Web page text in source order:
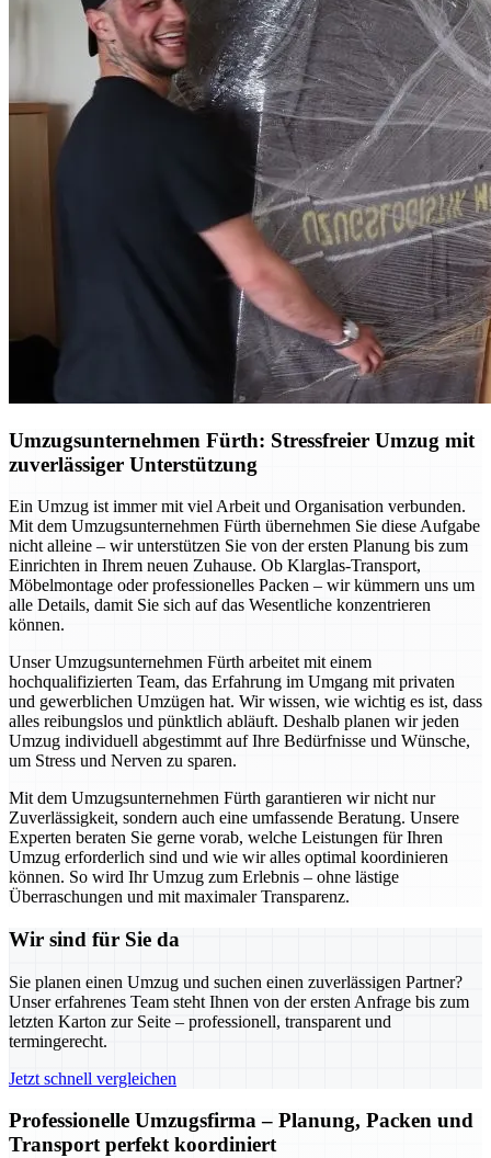
Umzugsunternehmen Fürth: Stressfreier Umzug mit
zuverlässiger Unterstützung
Ein Umzug ist immer mit viel Arbeit und Organisation verbunden.
Mit dem Umzugsunternehmen Fürth übernehmen Sie diese Aufgabe
nicht alleine – wir unterstützen Sie von der ersten Planung bis zum
Einrichten in Ihrem neuen Zuhause. Ob Klarglas-Transport,
Möbelmontage oder professionelles Packen – wir kümmern uns um
alle Details, damit Sie sich auf das Wesentliche konzentrieren
können.
Unser Umzugsunternehmen Fürth arbeitet mit einem
hochqualifizierten Team, das Erfahrung im Umgang mit privaten
und gewerblichen Umzügen hat. Wir wissen, wie wichtig es ist, dass
alles reibungslos und pünktlich abläuft. Deshalb planen wir jeden
Umzug individuell abgestimmt auf Ihre Bedürfnisse und Wünsche,
um Stress und Nerven zu sparen.
Mit dem Umzugsunternehmen Fürth garantieren wir nicht nur
Zuverlässigkeit, sondern auch eine umfassende Beratung. Unsere
Experten beraten Sie gerne vorab, welche Leistungen für Ihren
Umzug erforderlich sind und wie wir alles optimal koordinieren
können. So wird Ihr Umzug zum Erlebnis – ohne lästige
Überraschungen und mit maximaler Transparenz.
Wir sind für Sie da
Sie planen einen Umzug und suchen einen zuverlässigen Partner?
Unser erfahrenes Team steht Ihnen von der ersten Anfrage bis zum
letzten Karton zur Seite – professionell, transparent und
termingerecht.
Jetzt schnell vergleichen
Professionelle Umzugsfirma – Planung, Packen und
Transport perfekt koordiniert